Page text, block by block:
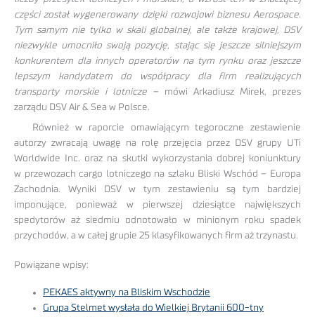
części został wygenerowany dzięki rozwojowi biznesu Aerospace.
Tym samym nie tylko w skali globalnej, ale także krajowej, DSV
niezwykle umocniło swoją pozycję, stając się jeszcze silniejszym
konkurentem dla innych operatorów na tym rynku oraz jeszcze
lepszym kandydatem do współpracy dla firm realizujących
transporty morskie i lotnicze – mówi Arkadiusz Mirek, prezes
zarządu DSV Air & Sea w Polsce.
Również w raporcie omawiającym tegoroczne zestawienie
autorzy zwracają uwagę na rolę przejęcia przez DSV grupy UTi
Worldwide Inc. oraz na skutki wykorzystania dobrej koniunktury
w przewozach cargo lotniczego na szlaku Bliski Wschód – Europa
Zachodnia. Wyniki DSV w tym zestawieniu są tym bardziej
imponujące, ponieważ w pierwszej dziesiątce największych
spedytorów aż siedmiu odnotowało w minionym roku spadek
przychodów, a w całej grupie 25 klasyfikowanych firm aż trzynastu.
Powiązane wpisy:
PEKAES aktywny na Bliskim Wschodzie
Grupa Stelmet wysłała do Wielkiej Brytanii 600-tny